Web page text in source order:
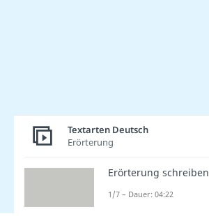
Textarten Deutsch
Erörterung
Erörterung schreiben
1/7 – Dauer: 04:22